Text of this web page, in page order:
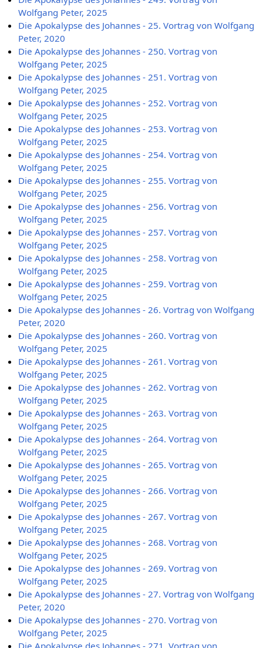
Wolfgang Peter, 2025
Die Apokalypse des Johannes - 25. Vortrag von Wolfgang
Peter, 2020
Die Apokalypse des Johannes - 250. Vortrag von
Wolfgang Peter, 2025
Die Apokalypse des Johannes - 251. Vortrag von
Wolfgang Peter, 2025
Die Apokalypse des Johannes - 252. Vortrag von
Wolfgang Peter, 2025
Die Apokalypse des Johannes - 253. Vortrag von
Wolfgang Peter, 2025
Die Apokalypse des Johannes - 254. Vortrag von
Wolfgang Peter, 2025
Die Apokalypse des Johannes - 255. Vortrag von
Wolfgang Peter, 2025
Die Apokalypse des Johannes - 256. Vortrag von
Wolfgang Peter, 2025
Die Apokalypse des Johannes - 257. Vortrag von
Wolfgang Peter, 2025
Die Apokalypse des Johannes - 258. Vortrag von
Wolfgang Peter, 2025
Die Apokalypse des Johannes - 259. Vortrag von
Wolfgang Peter, 2025
Die Apokalypse des Johannes - 26. Vortrag von Wolfgang
Peter, 2020
Die Apokalypse des Johannes - 260. Vortrag von
Wolfgang Peter, 2025
Die Apokalypse des Johannes - 261. Vortrag von
Wolfgang Peter, 2025
Die Apokalypse des Johannes - 262. Vortrag von
Wolfgang Peter, 2025
Die Apokalypse des Johannes - 263. Vortrag von
Wolfgang Peter, 2025
Die Apokalypse des Johannes - 264. Vortrag von
Wolfgang Peter, 2025
Die Apokalypse des Johannes - 265. Vortrag von
Wolfgang Peter, 2025
Die Apokalypse des Johannes - 266. Vortrag von
Wolfgang Peter, 2025
Die Apokalypse des Johannes - 267. Vortrag von
Wolfgang Peter, 2025
Die Apokalypse des Johannes - 268. Vortrag von
Wolfgang Peter, 2025
Die Apokalypse des Johannes - 269. Vortrag von
Wolfgang Peter, 2025
Die Apokalypse des Johannes - 27. Vortrag von Wolfgang
Peter, 2020
Die Apokalypse des Johannes - 270. Vortrag von
Wolfgang Peter, 2025